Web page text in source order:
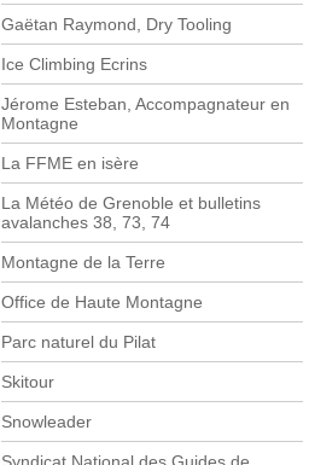
Gaëtan Raymond, Dry Tooling
Ice Climbing Ecrins
Jérome Esteban, Accompagnateur en
Montagne
La FFME en isère
La Météo de Grenoble et bulletins
avalanches 38, 73, 74
Montagne de la Terre
Office de Haute Montagne
Parc naturel du Pilat
Skitour
Snowleader